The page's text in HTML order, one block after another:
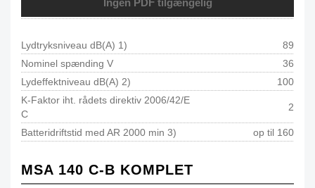
Ingen PDF tilgængelig
Lydtryksniveau dB(A) 1)
89
Nominel spænding V
36
Lydeffektniveau dB(A) 2)
100
K-Faktor iht. rådets direktiv 2006/42/E
C
2
Batteridriftstid med AR 2000 min 3) op til 160
MSA 140 C-B KOMPLET